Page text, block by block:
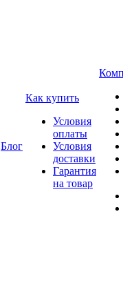
Блог
Как купить
Условия
оплаты
Условия
доставки
Гарантия
на товар